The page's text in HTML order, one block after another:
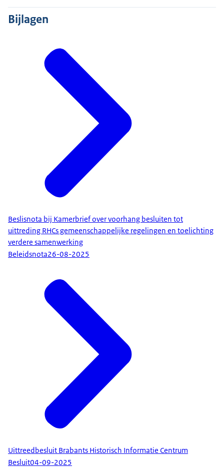
Bijlagen
Beslisnota bij Kamerbrief over voorhang besluiten tot
uittreding RHCs gemeenschappelijke regelingen en toelichting
verdere samenwerking
Beleidsnota26-08-2025
Uittreedbesluit Brabants Historisch Informatie Centrum
Besluit04-09-2025